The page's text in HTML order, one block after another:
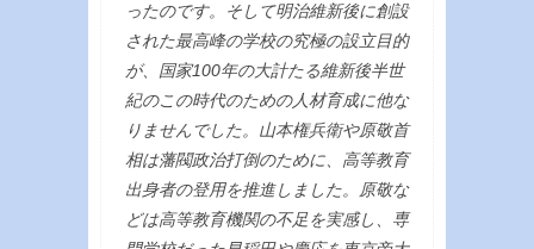
ったのです。そして明治維新後に創設
された最高峰の学校の究極の設立目的
が、国家100年の大計たる維新後半世
紀のこの時代のための人材育成に他な
りませんでした。山本権兵衛や原敬首
相は藩閥政治打倒のために、高等教育
出身者の登用を推進しました。原敬な
どは高等教育機関の不足を実感し、専